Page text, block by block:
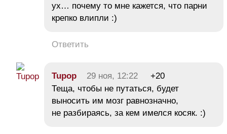
ух… почему то мне кажется, что парни
крепко влипли :)
Ответить
Tupop 29 ноя, 12:22
+20
Теща, чтобы не путаться, будет
выносить им мозг равнозначно,
не разбираясь, за кем имелся косяк. :)